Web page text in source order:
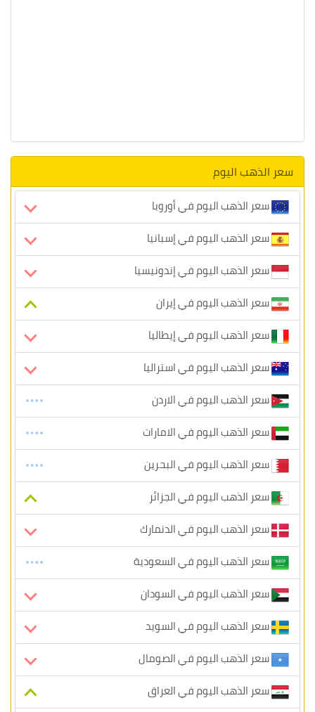
سعر الذهب اليوم
سعر الذهب اليوم في أوروبا
سعر الذهب اليوم في إسبانيا
سعر الذهب اليوم في إندونيسيا
سعر الذهب اليوم في إيران
سعر الذهب اليوم في إيطاليا
سعر الذهب اليوم في استراليا
سعر الذهب اليوم في الاردن
سعر الذهب اليوم في الامارات
سعر الذهب اليوم في البحرين
سعر الذهب اليوم في الجزائر
سعر الذهب اليوم في الدنمارك
سعر الذهب اليوم في السعودية
سعر الذهب اليوم في السودان
سعر الذهب اليوم في السويد
سعر الذهب اليوم في الصومال
سعر الذهب اليوم في العراق